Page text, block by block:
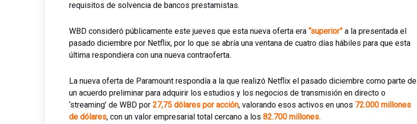
requisitos de solvencia de bancos prestamistas.
WBD consideró públicamente este jueves que esta nueva oferta era “superior” a la presentada el
pasado diciembre por Netflix, por lo que se abría una ventana de cuatro días hábiles para que esta
última respondiera con una nueva contraoferta.
La nueva oferta de Paramount respondía a la que realizó Netflix el pasado diciembre como parte de
un acuerdo preliminar para adquirir los estudios y los negocios de transmisión en directo o
‘streaming’ de WBD por 27,75 dólares por acción, valorando esos activos en unos 72.000 millones
de dólares, con un valor empresarial total cercano a los 82.700 millones.